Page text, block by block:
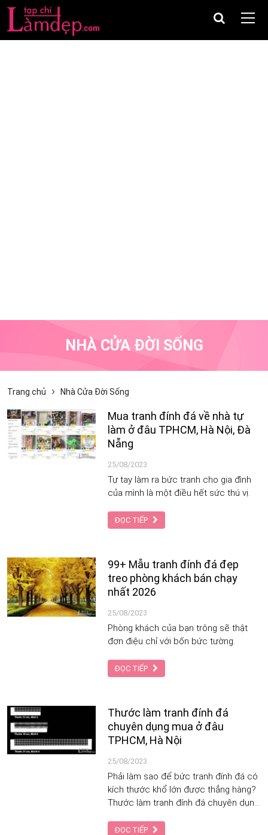
NHÀ CỬA ĐỜI SỐNG
Trang chủ Nhà Cửa Đời Sống
Mua tranh đính đá về nhà tự
làm ở đâu TPHCM, Hà Nội, Đà
Nẵng
25/08/2023
Tự tay làm ra bức tranh cho gia đình
của mình là một điều hết sức thú vị.
ĐỌC TIẾP
99+ Mẫu tranh đính đá đẹp
treo phòng khách bán chạy
nhất 2026
25/08/2023
Phòng khách của bạn trông sẽ thật
đơn điệu chỉ với bốn bức tường.
ĐỌC TIẾP
Thước làm tranh đính đá
chuyên dụng mua ở đâu
TPHCM, Hà Nội
25/08/2023
Phải làm sao để bức tranh đính đá có
kích thước khổ lớn được thẳng hàng?
Thước làm tranh đính đá chuyên dụng
này. Để Tạp Chí Làm Đẹp và Thời
ĐỌC TIẾP